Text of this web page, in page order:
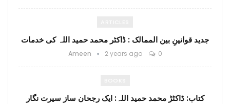
جدید قوانینِ بین الممالک : ڈاکٹر محمد حمید اللہ کی خدمات
Ameen 2 years ago 0
کتاب: ڈاکٹڑ محمد حمید اللہ: ایک رجحان ساز سیرت نگار